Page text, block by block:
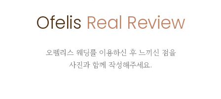
Ofelis Real Review
오펠리스 웨딩를 이용하신 후 느끼신 점을
사진과 함께 작성해주세요.